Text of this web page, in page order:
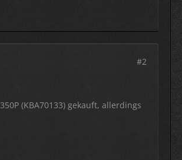
#2
(KBA70133) gekauft, allerdings